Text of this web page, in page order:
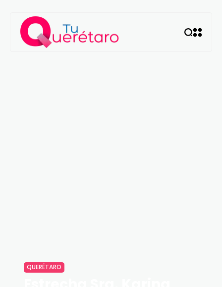
QUERÉTARO